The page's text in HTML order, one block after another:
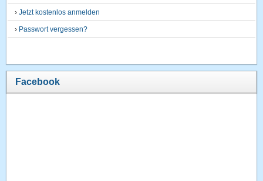
›Jetzt kostenlos anmelden
› Passwort vergessen?
Facebook